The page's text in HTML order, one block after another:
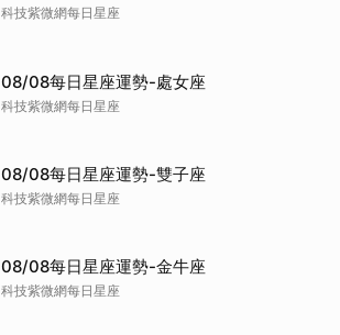
科技紫微網每日星座
08/08每日星座運勢-處女座
科技紫微網每日星座
08/08每日星座運勢-雙子座
科技紫微網每日星座
08/08每日星座運勢-金牛座
科技紫微網每日星座